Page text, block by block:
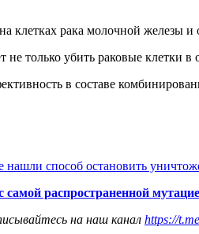
клетках рака молочной
только убить раковые клетки в
в составе
нашли способ остановить
распространенной
на наш канал https://